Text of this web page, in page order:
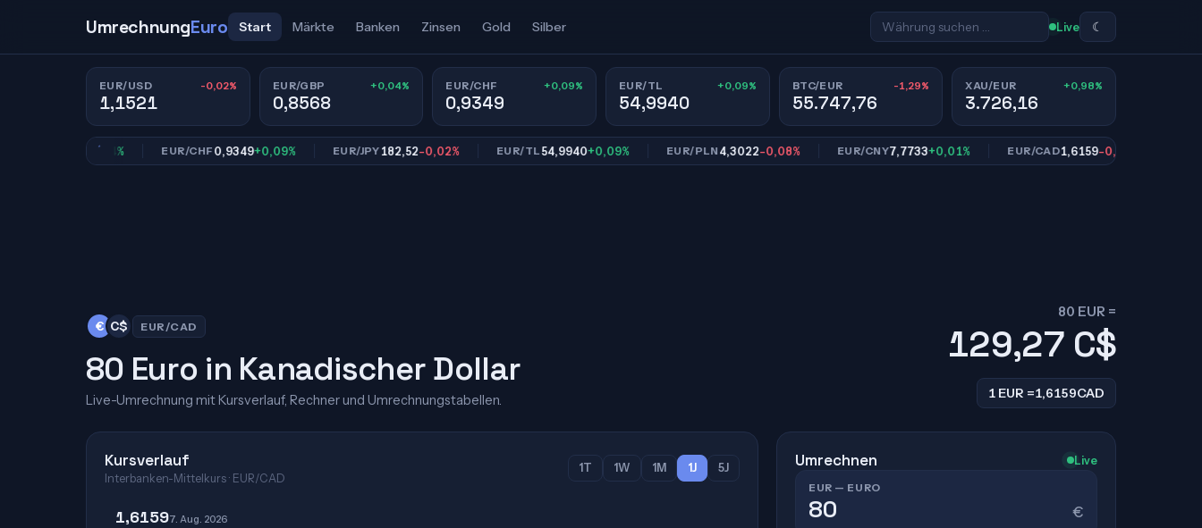
UmrechnungEuro Start Märkte Banken Zinsen Gold Silber Live ☾
EUR/USD -0,02%
1,1521
EUR/GBP +0,04%
0,8568
EUR/CHF +0,09%
0,9349
EUR/TL +0,09%
54,9940
BTC/EUR -1,29%
55.747,76
XAU/EUR +0,98%
3.726,16
EUR/CHF0,9349+0,09% EUR/JPY182,52-0,02% EUR/TL54,9940+0,09% EUR/PLN4,3022-0,08% EUR/CNY7,7733+0,01% EUR/CAD1,6159-0,10%
€ C$ EUR/CAD
80 Euro in Kanadischer Dollar
Live-Umrechnung mit Kursverlauf, Rechner und Umrechnungstabellen.
80 EUR =
129,27 C$
1 EUR =1,6159CAD
Kursverlauf
Interbanken-Mittelkurs · EUR/CAD
1T 1W 1M 1J 5J
1,61597. Aug. 2026
Umrechnen Live
EUR — EURO
€